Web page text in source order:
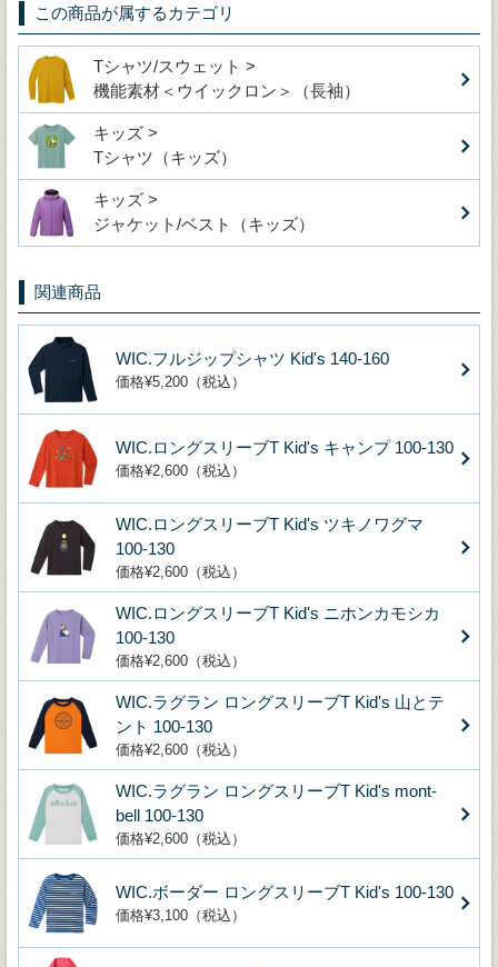
この商品が属するカテゴリ
Tシャツ/スウェット >
機能素材＜ウイックロン＞（長袖）
キッズ >
Tシャツ（キッズ）
キッズ >
ジャケット/ベスト（キッズ）
関連商品
WIC.フルジップシャツ Kid's 140-160
価格¥5,200（税込）
WIC.ロングスリーブT Kid's キャンプ 100-130
価格¥2,600（税込）
WIC.ロングスリーブT Kid's ツキノワグマ
100-130
価格¥2,600（税込）
WIC.ロングスリーブT Kid's ニホンカモシカ
100-130
価格¥2,600（税込）
WIC.ラグラン ロングスリーブT Kid's 山とテ
ント 100-130
価格¥2,600（税込）
WIC.ラグラン ロングスリーブT Kid's mont‐
bell 100-130
価格¥2,600（税込）
WIC.ボーダー ロングスリーブT Kid's 100-130
価格¥3,100（税込）